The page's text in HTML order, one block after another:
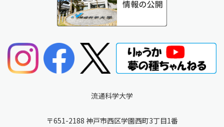
流通科学大学
〒651-2188 神戸市西区学園西町3丁目1番